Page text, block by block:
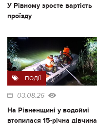
У Рівному зросте вартість
проїзду
ПОДІЇ
03.08.26
На Рівненщині у водоймі
втопилася 15-річна дівчина